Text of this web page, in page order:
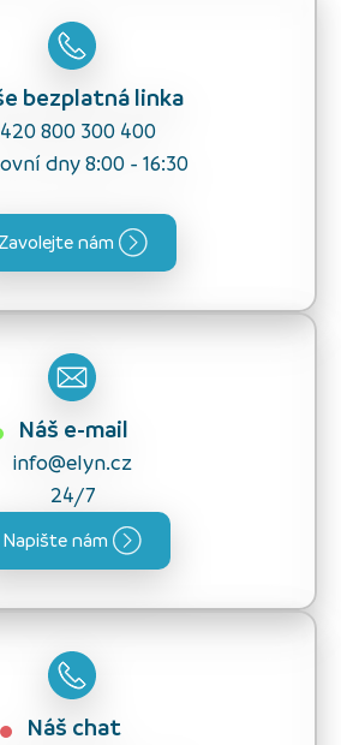
bezplatná linka
800 300 400
dny 8:00 - 16:30
Zavolejte nám
Náš e-mail
info@elyn.cz
24/7
Napište nám
Náš chat